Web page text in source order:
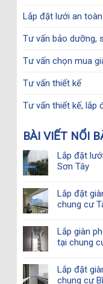
Lắp đặt lưới an toàn
Tư vấn bảo dưỡng,
Tư vấn chọn mua
Tư vấn thiết kế
Tư vấn thiết kế, lắp
BÀI VIẾT NỔI
Lắp đặt
Sơn Tây
Lắp đặt
chung cư
Lắp giàn
tại chung
Lắp đặt
chung cư